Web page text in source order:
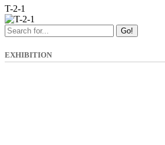
T-2-1
Go!
EXHIBITION